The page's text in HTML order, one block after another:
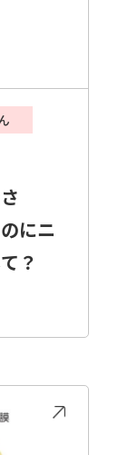
にニ
？